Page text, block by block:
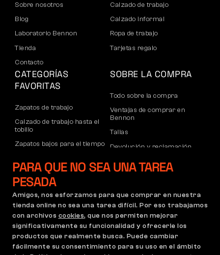
Sobre nosotros
Blog
Laboratorio Bennon
Tienda
Contacto
Calzado de trabajo
Calzado informal
Ropa de trabajo
Tarjetas regalo
CATEGORÍAS
FAVORITAS
Zapatos de trabajo
Calzado de trabajo hasta el
tobillo
Zapatos bajos para el tiempo
Calzado informal de tobillo
Pantalones
Sudaderas
SOBRE LA COMPRA
Todo sobre la compra
Ventajas de comprar en
Bennon
Tallas
Devolución y reclamación
Transporte y pago
Reclamaciones y garantía
Condiciones Generales
Política de Reclamaciones
Configuración de cookies
GDPR
PARA QUE NO SEA UNA TAREA
PESADA
Amigos, nos esforzamos para que comprar en nuestra
tienda online no sea una tarea difícil. Por eso trabajamos
con archivos cookies, que nos permiten mejorar
significativamente su funcionalidad y ofrecerle los
productos que realmente busca. Puede cambiar
fácilmente su consentimiento para su uso en el ámbito